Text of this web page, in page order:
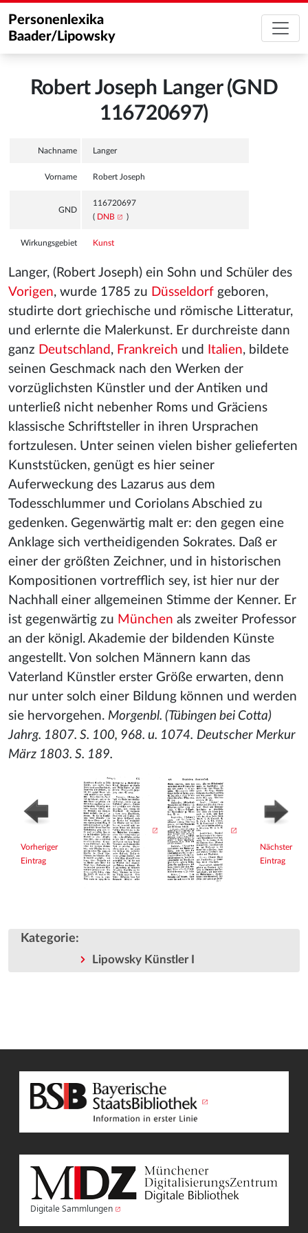
Personenlexika
Baader/Lipowsky
Robert Joseph Langer (GND
116720697)
Nachname Langer
Vorname Robert Joseph
GND
116720697
( DNB )
Wirkungsgebiet Kunst
Langer, (Robert Joseph) ein Sohn und Schüler des
Vorigen, wurde 1785 zu Düsseldorf geboren,
studirte dort griechische und römische Litteratur,
und erlernte die Malerkunst. Er durchreiste dann
ganz Deutschland , Frankreich und Italien, bildete
seinen Geschmack nach den Werken der
vorzüglichsten Künstler und der Antiken und
unterließ nicht nebenher Roms und Gräciens
klassische Schriftsteller in ihren Ursprachen
fortzulesen. Unter seinen vielen bisher gelieferten
Kunststücken, genügt es hier seiner
Auferweckung des Lazarus aus dem
Todesschlummer und Coriolans Abschied zu
gedenken. Gegenwärtig malt er: den gegen eine
Anklage sich vertheidigenden Sokrates. Daß er
einer der größten Zeichner, und in historischen
Kompositionen vortrefflich sey, ist hier nur der
Nachhall einer allgemeinen Stimme der Kenner. Er
ist gegenwärtig zu München als zweiter Professor
an der königl. Akademie der bildenden Künste
angestellt. Von solchen Männern kann das
Vaterland Künstler erster Größe erwarten, denn
nur unter solch einer Bildung können und werden
sie hervorgehen. Morgenbl. (Tübingen bei Cotta)
Jahrg. 1807. S. 100, 968. u. 1074. Deutscher Merkur
März 1803. S. 189.
Vorheriger
Eintrag
Nächster
Eintrag
Kategorie:
Lipowsky Künstler I
Digitale Sammlungen